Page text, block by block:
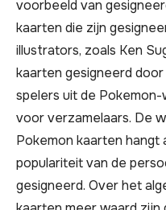
voorbeeld van
kaarten die zijn
illustrators, zoals Ken
kaarten gesigneerd
spelers uit de
voor verzamelaars. De
Pokemon kaarten hangt
populariteit van de
gesigneerd. Over het